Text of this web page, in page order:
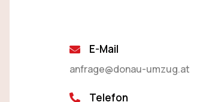
E-Mail
anfrage@donau-umzug.at
Telefon